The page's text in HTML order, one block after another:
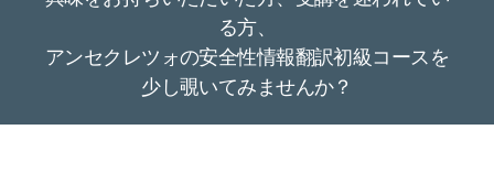
セ
ク
レ
ツ
る方、
アンセクレツォの安全性情報翻訳初級コースを
少し覗いてみませんか？